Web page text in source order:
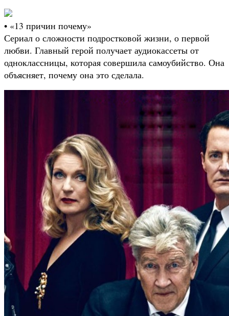
• «13 причин почему»
Сериал о сложности подростковой жизни, о первой
любви. Главный герой получает аудиокассеты от
одноклассницы, которая совершила самоубийство. Она
объясняет, почему она это сделала.